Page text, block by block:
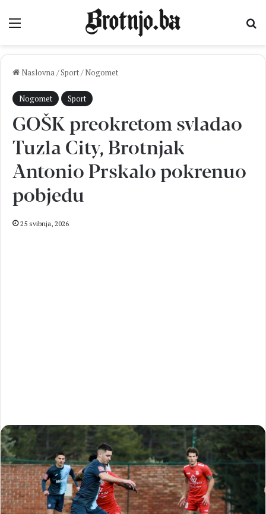
Izbornik
Naslovna/Sport/ Nogomet
Nogomet Sport
GOŠK preokretom svladao
Tuzla City, Brotnjak
Antonio Prskalo pokrenuo
pobjedu
25 svibnja, 2026